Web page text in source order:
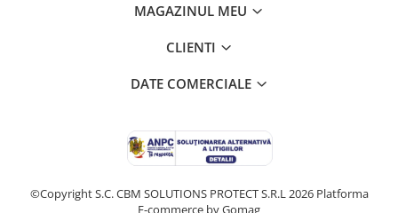
MAGAZINUL MEU
CLIENTI
DATE COMERCIALE
©Copyright S.C. CBM SOLUTIONS PROTECT S.R.L 2026 Platforma
E-commerce by Gomag